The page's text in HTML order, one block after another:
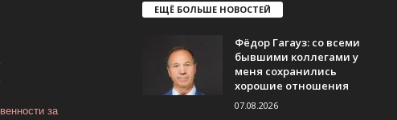
за
ЕЩЁ БОЛЬШЕ НОВОСТЕЙ
Фёдор Гагауз: со всеми
бывшими коллегами у
меня сохранились
хорошие отношения
07.08.2026